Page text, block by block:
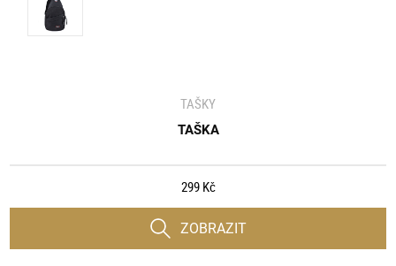
TAŠKY
TAŠKA
299 Kč
ZOBRAZIT